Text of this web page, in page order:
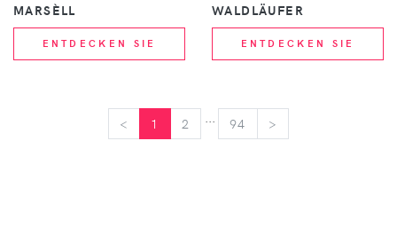
MARSÈLL
ENTDECKEN SIE
WALDLÄUFER
ENTDECKEN SIE
< 1 2 94 >